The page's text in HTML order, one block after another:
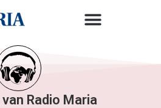
Radio Maria